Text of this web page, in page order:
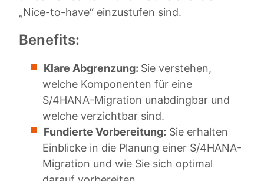
„Nice-to-have“ einzustufen sind.
Benefits:
Klare Abgrenzung: Sie verstehen,
welche Komponenten für eine
S/4HANA-Migration unabdingbar und
welche verzichtbar sind.
Fundierte Vorbereitung: Sie erhalten
Einblicke in die Planung einer S/4HANA-
Migration und wie Sie sich optimal